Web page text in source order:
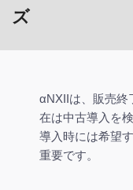
ズ
αNXIIは、販売終
在は中古導入を
導入時には希望
重要です。